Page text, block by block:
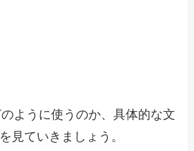
ように使うのか、具体的な文
見ていきましょう。